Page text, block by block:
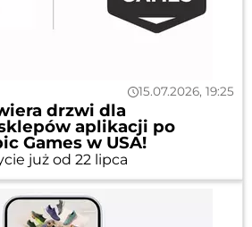
15.07.2026, 19:25
drzwi dla
aplikacji po
Games w USA!
już od 22 lipca